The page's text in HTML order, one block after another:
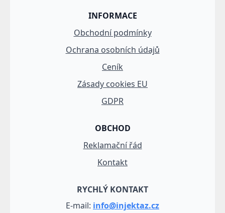
INFORMACE
Obchodní podmínky
Ochrana osobních údajů
Ceník
Zásady cookies EU
GDPR
OBCHOD
Reklamační řád
Kontakt
RYCHLÝ KONTAKT
E-mail: info@injektaz.cz